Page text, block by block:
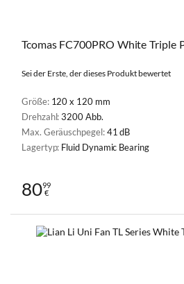
Tcomas FC700PRO White Triple
Sei der Erste, der dieses Produkt bewertet
Größe: 120 x 120 mm
Drehzahl:3200 Abb.
Max. Geräuschpegel:41 dB
Lagertyp: Fluid Dynamic Bearing
8099
€